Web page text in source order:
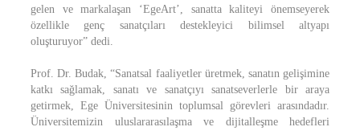
gelen ve markalaşan ‘EgeArt’, sanatta kaliteyi önemseyerek
özellikle genç sanatçıları destekleyici bilimsel altyapı
oluşturuyor” dedi.
Prof. Dr. Budak, “Sanatsal faaliyetler üretmek, sanatın gelişimine
katkı sağlamak, sanatı ve sanatçıyı sanatseverlerle bir araya
getirmek, Ege Üniversitesinin toplumsal görevleri arasındadır.
Üniversitemizin uluslararasılaşma ve dijitalleşme hedefleri